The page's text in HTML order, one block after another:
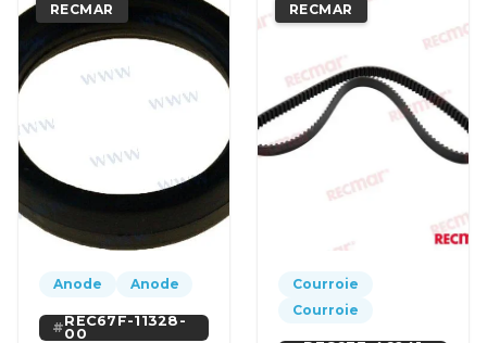
RECMAR
Anode Anode
REC67F-11328-
00
RECMAR
Courroie
Courroie